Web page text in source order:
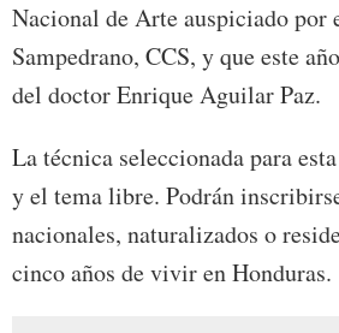
Nacional de Arte auspiciado por
Sampedrano, CCS, y que este
del doctor Enrique Aguilar Paz.
La técnica seleccionada para
y el tema libre. Podrán
nacionales, naturalizados o
cinco años de vivir en Honduras.